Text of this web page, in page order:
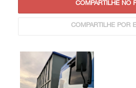
COMPARTILHE NO
COMPARTILHE POR